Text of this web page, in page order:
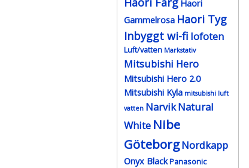
Haori
Gammelrosa Haori Tyg
Inbyggt wi-fi lofoten
Luft/vatten Markstativ
Mitsubishi Hero
Mitsubishi Hero 2.0
Mitsubishi Kyla mitsubishi luft
vatten NarvikNatural
White Nibe
GöteborgNordkapp
Onyx Black Panasonic